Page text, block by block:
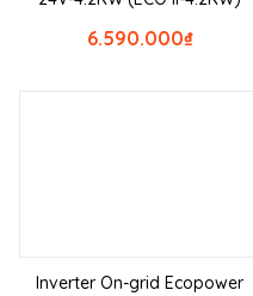
₫
6.590.000
Inverter On-grid Ecopower